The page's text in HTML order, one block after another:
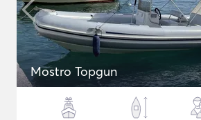
Mostro Topgun